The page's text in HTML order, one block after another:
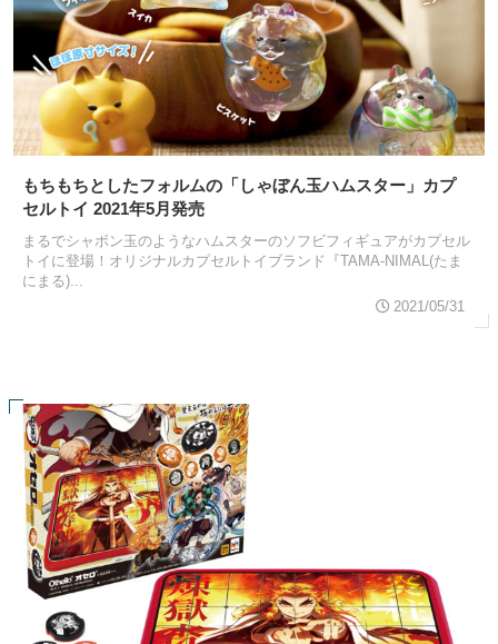
もちもちとしたフォルムの「しゃぼん玉ハムスター」カプ
セルトイ 2021年5月発売
まるでシャボン玉のようなハムスターのソフビフィギュアがカプセル
トイに登場！オリジナルカプセルトイブランド『TAMA-NIMAL(たま
にまる)...
2021/05/31